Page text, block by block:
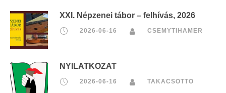
XXI. Népzenei tábor – felhívás, 2026
2026-06-16 CSEMYTIHAMER
NYILATKOZAT
2026-06-16 TAKACSOTTO